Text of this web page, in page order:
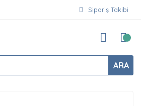
Sipariş Takibi
ARA